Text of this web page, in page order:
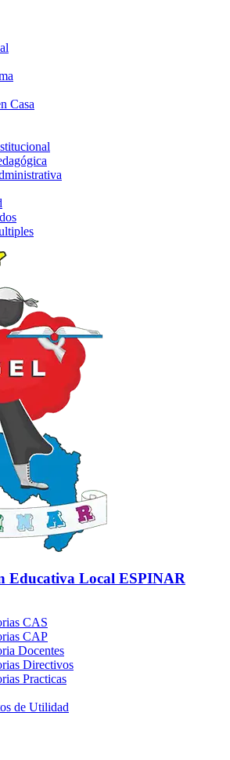
Casa
Educativa Local ESPINAR
CAS
CAP
Docentes
Directivos
Practicas
de Utilidad